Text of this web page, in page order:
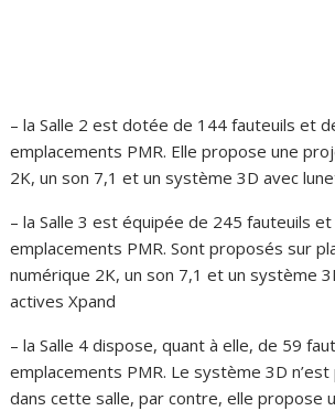
– la Salle 2 est dotée de 144 fauteuils et
emplacements PMR. Elle propose une
2K, un son 7,1 et un système 3D avec
– la Salle 3 est équipée de 245 fauteuils
emplacements PMR. Sont proposés sur
numérique 2K, un son 7,1 et un système
actives Xpand
– la Salle 4 dispose, quant à elle, de 59
emplacements PMR. Le système 3D n’est
dans cette salle, par contre, elle propose